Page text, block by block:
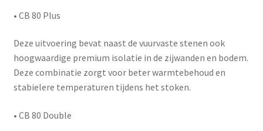
• CB 80 Plus
Deze uitvoering bevat naast de vuurvaste stenen ook
hoogwaardige premium isolatie in de zijwanden en bodem.
Deze combinatie zorgt voor beter warmtebehoud en
stabielere temperaturen tijdens het stoken.
• CB 80 Double